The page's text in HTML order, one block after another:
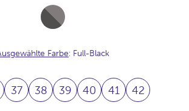
Full-
Marengo
Farbe: Full-Black
37 38 39 40 41 42